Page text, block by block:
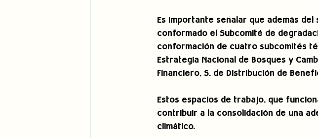
Es importante señalar que además del
conformado el Subcomité de
conformación de cuatro subcomités
Estrategia Nacional de Bosques y
Financiero, S. de Distribución de
Estos espacios de trabajo, que
contribuir a la consolidación de una
climático.